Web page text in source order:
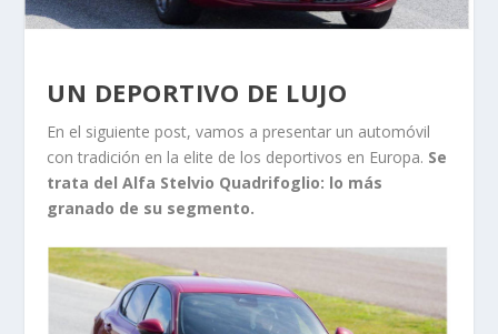
UN DEPORTIVO DE LUJO
En el siguiente post, vamos a presentar un automóvil
con tradición en la elite de los deportivos en Europa. Se
trata del Alfa Stelvio Quadrifoglio: lo más
granado de su segmento.